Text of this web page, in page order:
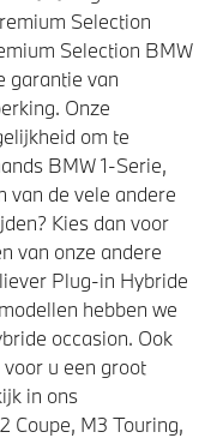
Selection
Selection BMW
garantie van
Onze
om te
BMW 1-Serie,
van de vele andere
Kies dan voor
van onze andere
Plug-in Hybride
hebben we
occasion. Ook
u een groot
in ons
Coupe, M3 Touring,